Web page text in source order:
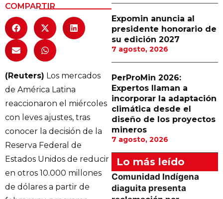
COMPARTIR
(Reuters) Los mercados
de América Latina
reaccionaron el miércoles
con leves ajustes, tras
conocer la decisión de la
Reserva Federal de
Estados Unidos de reducir
en otros 10.000 millones
de dólares a partir de
Expomin anuncia al
presidente honorario de
su edición 2027
7 agosto, 2026
PerProMin 2026:
Expertos llaman a
incorporar la adaptación
climática desde el
diseño de los proyectos
mineros
7 agosto, 2026
Lo más leído
Comunidad Indígena
diaguita presenta